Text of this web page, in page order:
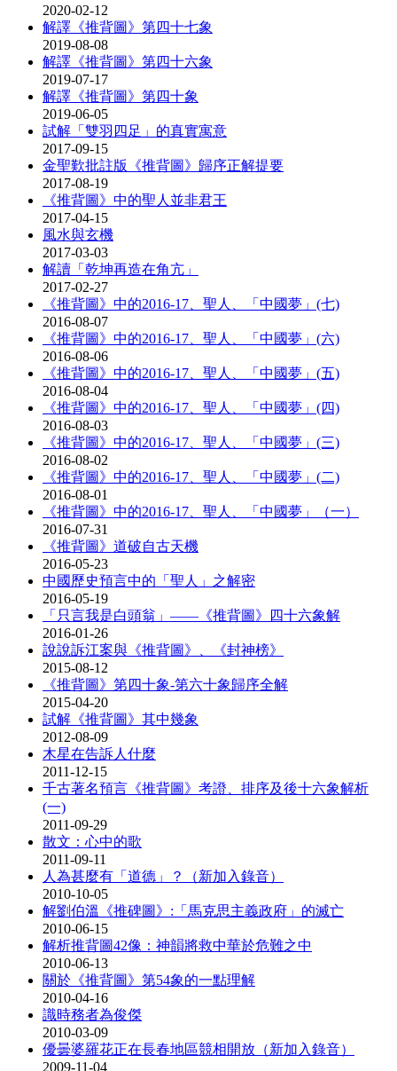
2020-02-12
解譯《推背圖》第四十七象
2019-08-08
解譯《推背圖》第四十六象
2019-07-17
解譯《推背圖》第四十象
2019-06-05
試解「雙羽四足」的真實寓意
2017-09-15
金聖歎批註版《推背圖》歸序正解提要
2017-08-19
《推背圖》中的聖人並非君王
2017-04-15
風水與玄機
2017-03-03
解讀「乾坤再造在角亢」
2017-02-27
《推背圖》中的2016-17、聖人、「中國夢」(七)
2016-08-07
《推背圖》中的2016-17、聖人、「中國夢」(六)
2016-08-06
《推背圖》中的2016-17、聖人、「中國夢」(五)
2016-08-04
《推背圖》中的2016-17、聖人、「中國夢」(四)
2016-08-03
《推背圖》中的2016-17、聖人、「中國夢」(三)
2016-08-02
《推背圖》中的2016-17、聖人、「中國夢」(二)
2016-08-01
《推背圖》中的2016-17、聖人、「中國夢」（一）
2016-07-31
《推背圖》道破自古天機
2016-05-23
中國歷史預言中的「聖人」之解密
2016-05-19
「只言我是白頭翁」——《推背圖》四十六象解
2016-01-26
說說訴江案與《推背圖》、《封神榜》
2015-08-12
《推背圖》第四十象-第六十象歸序全解
2015-04-20
試解《推背圖》其中幾象
2012-08-09
木星在告訴人什麼
2011-12-15
千古著名預言《推背圖》考證、排序及後十六象解析
(一)
2011-09-29
散文：心中的歌
2011-09-11
人為甚麼有「道德」？（新加入錄音）
2010-10-05
解劉伯溫《推碑圖》:「馬克思主義政府」的滅亡
2010-06-15
解析推背圖42像：神韻將救中華於危難之中
2010-06-13
關於《推背圖》第54象的一點理解
2010-04-16
識時務者為俊傑
2010-03-09
優曇婆羅花正在長春地區競相開放（新加入錄音）
2009-11-04